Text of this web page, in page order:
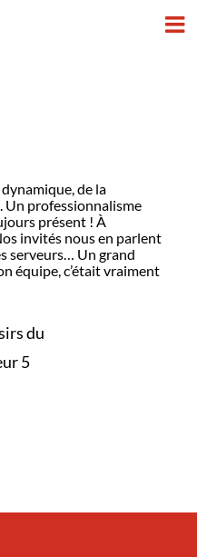
de la
Un professionnalisme
présent ! À
invités nous en parlent
serveurs… Un grand
équipe, c’était vraiment